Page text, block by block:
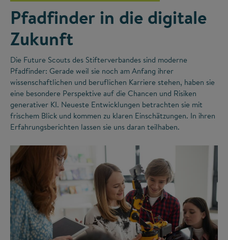
Pfadfinder in die digitale
Zukunft
Die Future Scouts des Stifterverbandes sind moderne
Pfadfinder: Gerade weil sie noch am Anfang ihrer
wissenschaftlichen und beruflichen Karriere stehen, haben sie
eine besondere Perspektive auf die Chancen und Risiken
generativer KI. Neueste Entwicklungen betrachten sie mit
frischem Blick und kommen zu klaren Einschätzungen. In ihren
Erfahrungsberichten lassen sie uns daran teilhaben.